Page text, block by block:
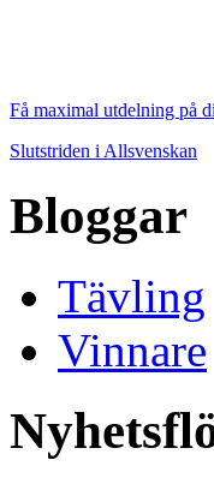
Få maximal utdelning på
Slutstriden i Allsvenskan
Bloggar
Tävling
Vinnare